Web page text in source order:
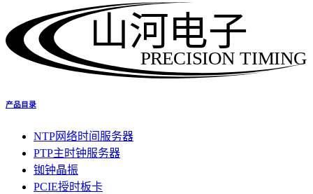
PRECISION TIMING
山河电子
产品目录
NTP网络时间服务器
PTP主时钟服务器
铷钟晶振
PCIE授时板卡